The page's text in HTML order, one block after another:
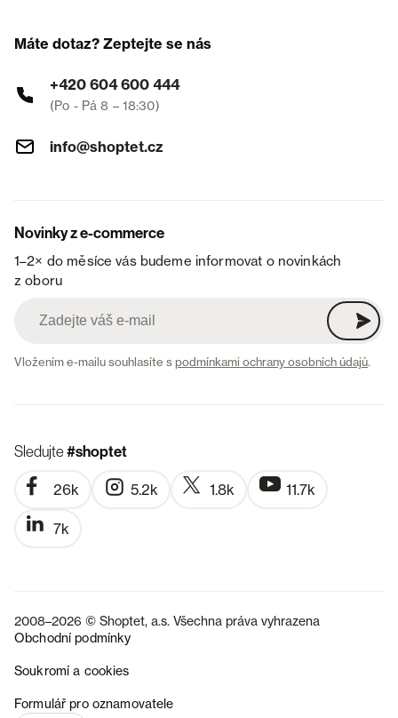
Máte dotaz? Zeptejte se nás
+420 604 600 444
(Po - Pá 8 – 18:30)
info@shoptet.cz
Novinky z e-commerce
1–2× do měsíce vás budeme informovat o novinkách
z oboru
Vložením e-mailu souhlasíte spodmínkami ochrany osobních údajů.
Sledujte#shoptet
26k 5.2k 1.8k 11.7k
7k
2008–2026 © Shoptet, a.s. Všechna práva vyhrazena
Obchodní podmínky
Soukromí a cookies
Formulář pro oznamovatele